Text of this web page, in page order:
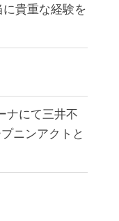
貴重な経験を
ナにて三井不
ニンアクトと